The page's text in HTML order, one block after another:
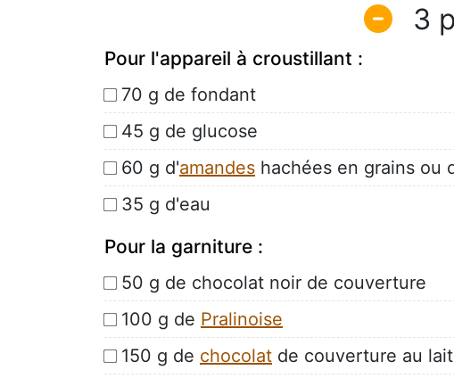
3
Pour l'appareil à croustillant :
70 g de fondant
45 g de glucose
60 g d'amandes hachées en grains ou
35 g d'eau
Pour la garniture :
50 g de chocolat noir de couverture
100 g de Pralinoise
150 g de chocolat de couverture au lait